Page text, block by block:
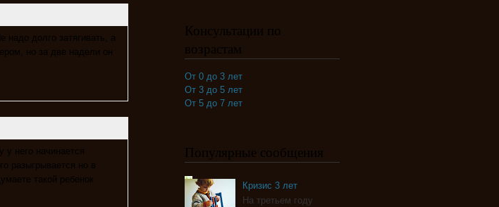
долго затягивать, а
но за две надели он
него начинается
разыгрывается но в
такой ребенок
Консультации по
возрастам
От 0 до 3 лет
От 3 до 5 лет
От 5 до 7 лет
Популярные сообщения
Кризис 3 лет
На третьем году